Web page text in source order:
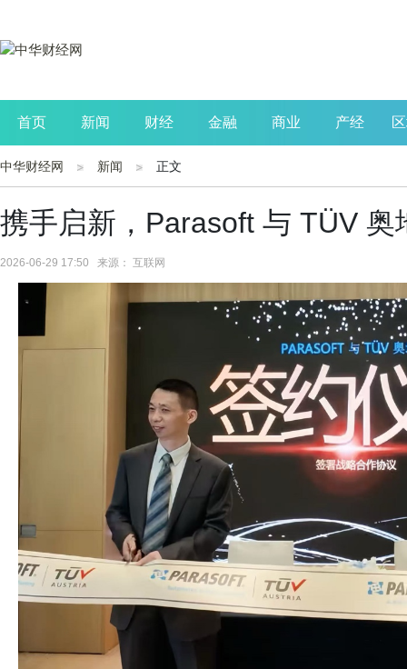
首页 新闻 财经 金融 商业 产经
公司 生活 读书
中华财经网 新闻 正文
携手启新，Parasoft 与 TÜV 奥
2026-06-29 17:50 来源： 互联网